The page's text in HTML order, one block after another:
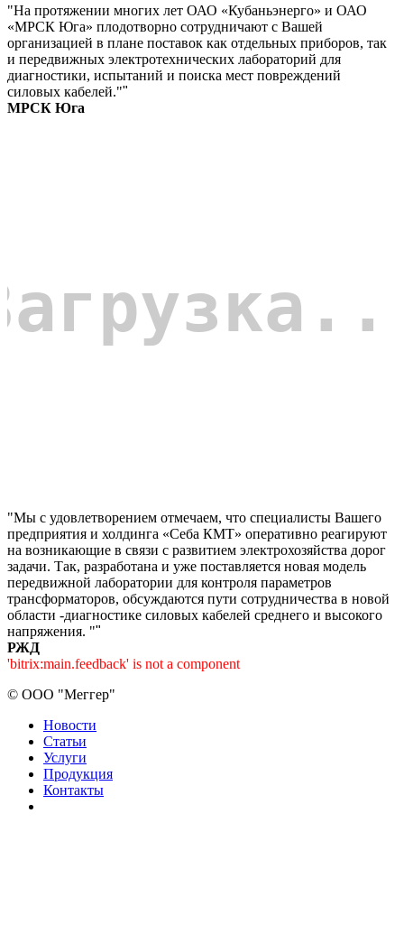
"На протяжении многих лет ОАО «Кубаньэнерго» и ОАО
«МРСК Юга» плодотворно сотрудничают с Вашей
организацией в плане поставок как отдельных приборов, так
и передвижных электротехнических лабораторий для
диагностики, испытаний и поиска мест повреждений
силовых кабелей.""
МРСК Юга
"Мы с удовлетворением отмечаем, что специалисты Вашего
предприятия и холдинга «Себа КМТ» оперативно реагируют
на возникающие в связи с развитием электрохозяйства дорог
задачи. Так, разработана и уже поставляется новая модель
передвижной лаборатории для контроля параметров
трансформаторов, обсуждаются пути сотрудничества в новой
области -диагностике силовых кабелей среднего и высокого
напряжения. ""
РЖД
'bitrix:main.feedback' is not a component
© ООО "Меггер"
Новости
Статьи
Услуги
Продукция
Контакты